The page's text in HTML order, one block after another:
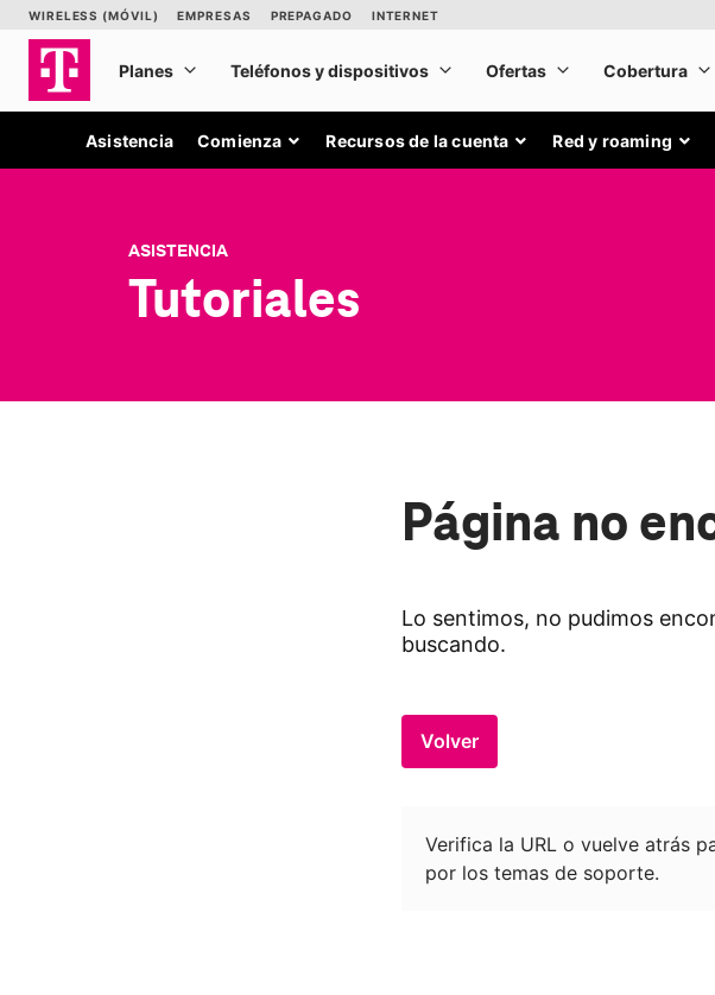
Asistencia Comienza Recursos de la cuenta Red y roaming
ASISTENCIA
Tutoriales